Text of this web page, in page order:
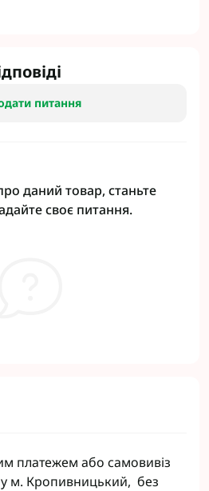
питання
даний товар, станьте
своє питання.
платежем або самовивіз
у м. Кропивницький, без